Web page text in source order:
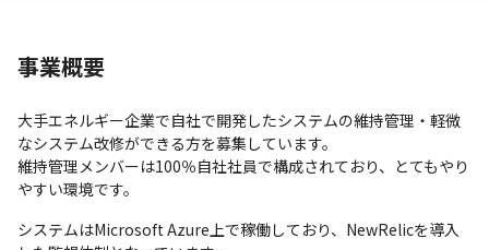
事業概要
大手エネルギー企業で自社で開発したシステムの維持管理・軽微
なシステム改修ができる方を募集しています。
維持管理メンバーは100％自社社員で構成されており、とてもやり
やすい環境です。
システムはMicrosoft Azure上で稼働しており、NewRelicを導入